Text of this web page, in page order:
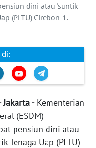
dini atau 'suntik
(PLTU) Cirebon-1.
di:
Jakarta -Kementerian
(ESDM)
pensiun dini atau
Tenaga Uap (PLTU)